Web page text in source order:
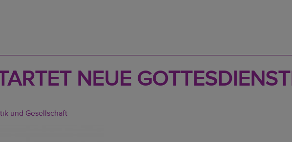
NEUE
und Gesellschaft